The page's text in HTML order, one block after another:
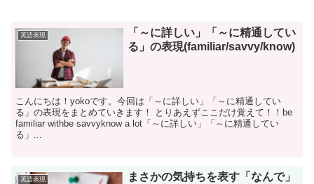
英語表現
「～に詳しい」「～に精通してい
る」の表現(familiar/savvy/know)
こんにちは！yokoです。今回は「～に詳しい」「～に精通してい
る」の表現をまとめていきます！ とりあえずここだけ覚えて！！be
familiar withbe savvyknow a lot「～に詳しい」「～に精通してい
る」...
英語表現
まさかの気持ちを表す「なんで」